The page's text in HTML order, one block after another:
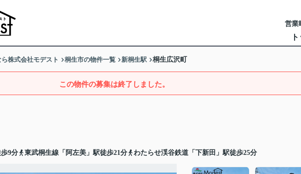
営業
株式会社モデスト 桐生市の物件一覧 新桐生駅 桐生広沢町
この物件の募集は終了しました。
9分
東武桐生線「阿左美」駅徒歩21分 わたらせ渓谷鉄道「下新田」駅徒歩25分